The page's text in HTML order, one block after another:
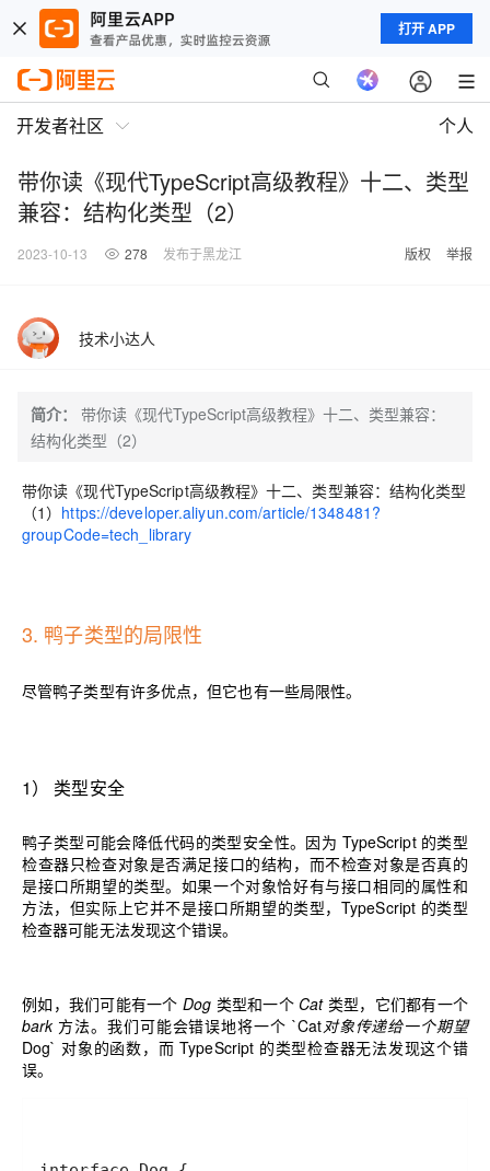
打开 APP
开发者社区 个人
带你读《现代TypeScript高级教程》十二、类型
兼容：结构化类型（2）
2023-10-13 278 发布于黑龙江 版权 举报
技术小达人
简介：
带你读《现代TypeScript高级教程》十二、类型兼容：
结构化类型（2）
带你读《现代TypeScript高级教程》十二、类型兼容：结构化类型
（1） https://developer.aliyun.com/article/1348481?
groupCode=tech_library
3. 鸭子类型的局限性
尽管鸭子类型有许多优点，但它也有一些局限性。
1） 类型安全
鸭子类型可能会降低代码的类型安全性。因为 TypeScript 的类型
检查器只检查对象是否满足接口的结构，而不检查对象是否真的
是接口所期望的类型。如果一个对象恰好有与接口相同的属性和
方法，但实际上它并不是接口所期望的类型，TypeScript 的类型
检查器可能无法发现这个错误。
例如，我们可能有一个 Dog 类型和一个 Cat 类型，它们都有一个
bark 方法。我们可能会错误地将一个 `Cat对象传递给一个期望
Dog` 对象的函数，而 TypeScript 的类型检查器无法发现这个错
误。